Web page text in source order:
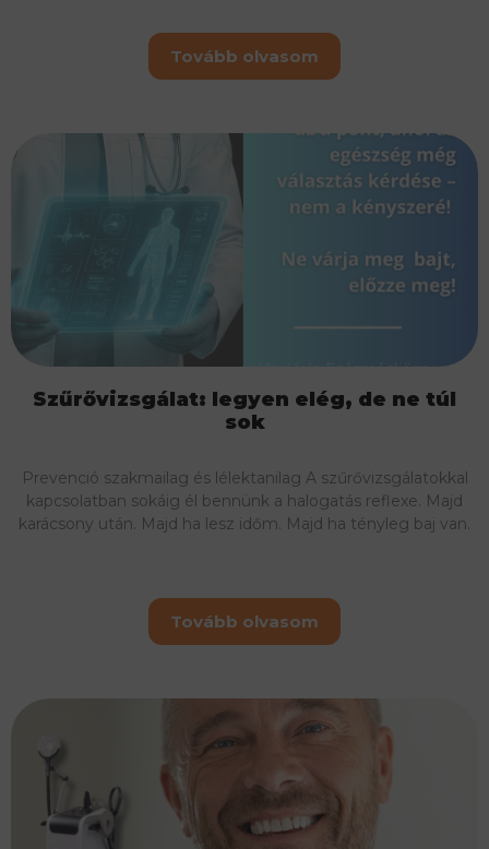
Tovább olvasom
Szűrővizsgálat: legyen elég, de ne túl
sok
Prevenció szakmailag és lélektanilag A szűrővizsgálatokkal
kapcsolatban sokáig él bennünk a halogatás reflexe. Majd
karácsony után. Majd ha lesz időm. Majd ha tényleg baj van.
Tovább olvasom